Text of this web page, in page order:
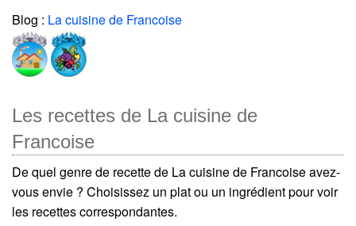
Blog : La cuisine de Francoise
Les recettes de La cuisine de
Francoise
De quel genre de recette de La cuisine de Francoise avez-
vous envie ? Choisissez un plat ou un ingrédient pour voir
les recettes correspondantes.